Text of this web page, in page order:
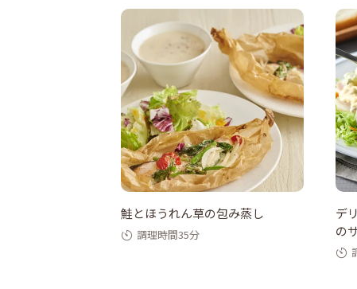
鮭とほうれん草の包み蒸し
調理時間35分
デ
の